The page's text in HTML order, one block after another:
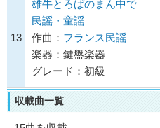
13
雄牛とろばのまん中で
民謡・童謡
作曲： フランス民謡
楽器：鍵盤楽器
グレード：初級
収載曲一覧